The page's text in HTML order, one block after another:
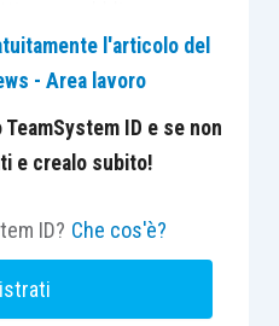
la corretta
diagnostiche-
oggettiva e
all’infermiere,
tra i fatti e la sanzione
l'articolo del
- Area lavoro
ID e se non
e crealo subito!
ID? Che cos'è?